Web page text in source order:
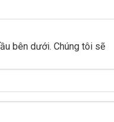
bên dưới. Chúng tôi sẽ